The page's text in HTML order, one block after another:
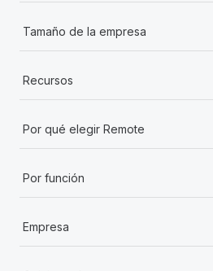
Tamaño de la empresa
Recursos
Por qué elegir Remote
Por función
Empresa